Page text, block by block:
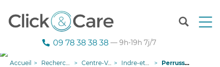
T
09 78 38 38 38 — 9h-19h 7j/7
Accueil Recherche aide à domicile Centre-Val de Loire Indre-et-Loire Perrusson